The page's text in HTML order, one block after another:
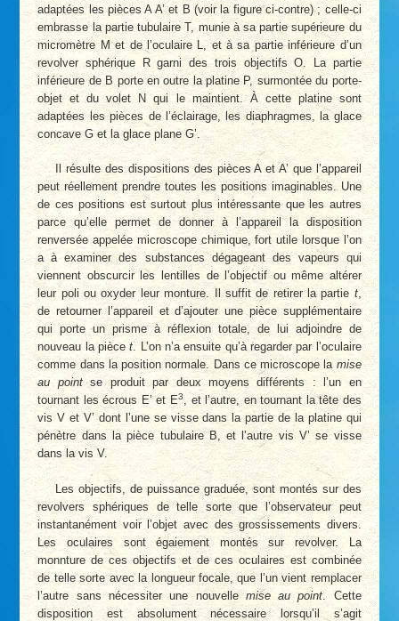
adaptées les pièces A A’ et B (voir la figure ci-contre) ; celle-ci
embrasse la partie tubulaire T, munie à sa partie supérieure du
micromètre M et de l’oculaire L, et à sa partie inférieure d’un
revolver sphérique R garni des trois objectifs O. La partie
inférieure de B porte en outre la platine P, surmontée du porte-
objet et du volet N qui le maintient. À cette platine sont
adaptées les pièces de l’éclairage, les diaphragmes, la glace
concave G et la glace plane G’.
Il résulte des dispositions des pièces A et A’ que l’appareil
peut réellement prendre toutes les positions imaginables. Une
de ces positions est surtout plus intéressante que les autres
parce qu’elle permet de donner à l’appareil la disposition
renversée appelée microscope chimique, fort utile lorsque l’on
a à examiner des substances dégageant des vapeurs qui
viennent obscurcir les lentilles de l’objectif ou même altérer
leur poli ou oxyder leur monture. Il suffit de retirer la partie t,
de retourner l’appareil et d’ajouter une pièce supplémentaire
qui porte un prisme à réflexion totale, de lui adjoindre de
nouveau la piècet. L’on n’a ensuite qu’à regarder par l’oculaire
comme dans la position normale. Dans ce microscope la mise
au pointse produit par deux moyens différents : l’un en
tournant les écrous E’ et E3, et l’autre, en tournant la tête des
vis V et V’ dont l’une se visse dans la partie de la platine qui
pénètre dans la pièce tubulaire B, et l’autre vis V’ se visse
dans la vis V.
Les objectifs, de puissance graduée, sont montés sur des
revolvers sphériques de telle sorte que l’observateur peut
instantanément voir l’objet avec des grossissements divers.
Les oculaires sont égaiement montés sur revolver. La
monnture de ces objectifs et de ces oculaires est combinée
de telle sorte avec la longueur focale, que l’un vient remplacer
l’autre sans nécessiter une nouvelle mise au point . Cette
disposition est absolument nécessaire lorsqu’il s’agit